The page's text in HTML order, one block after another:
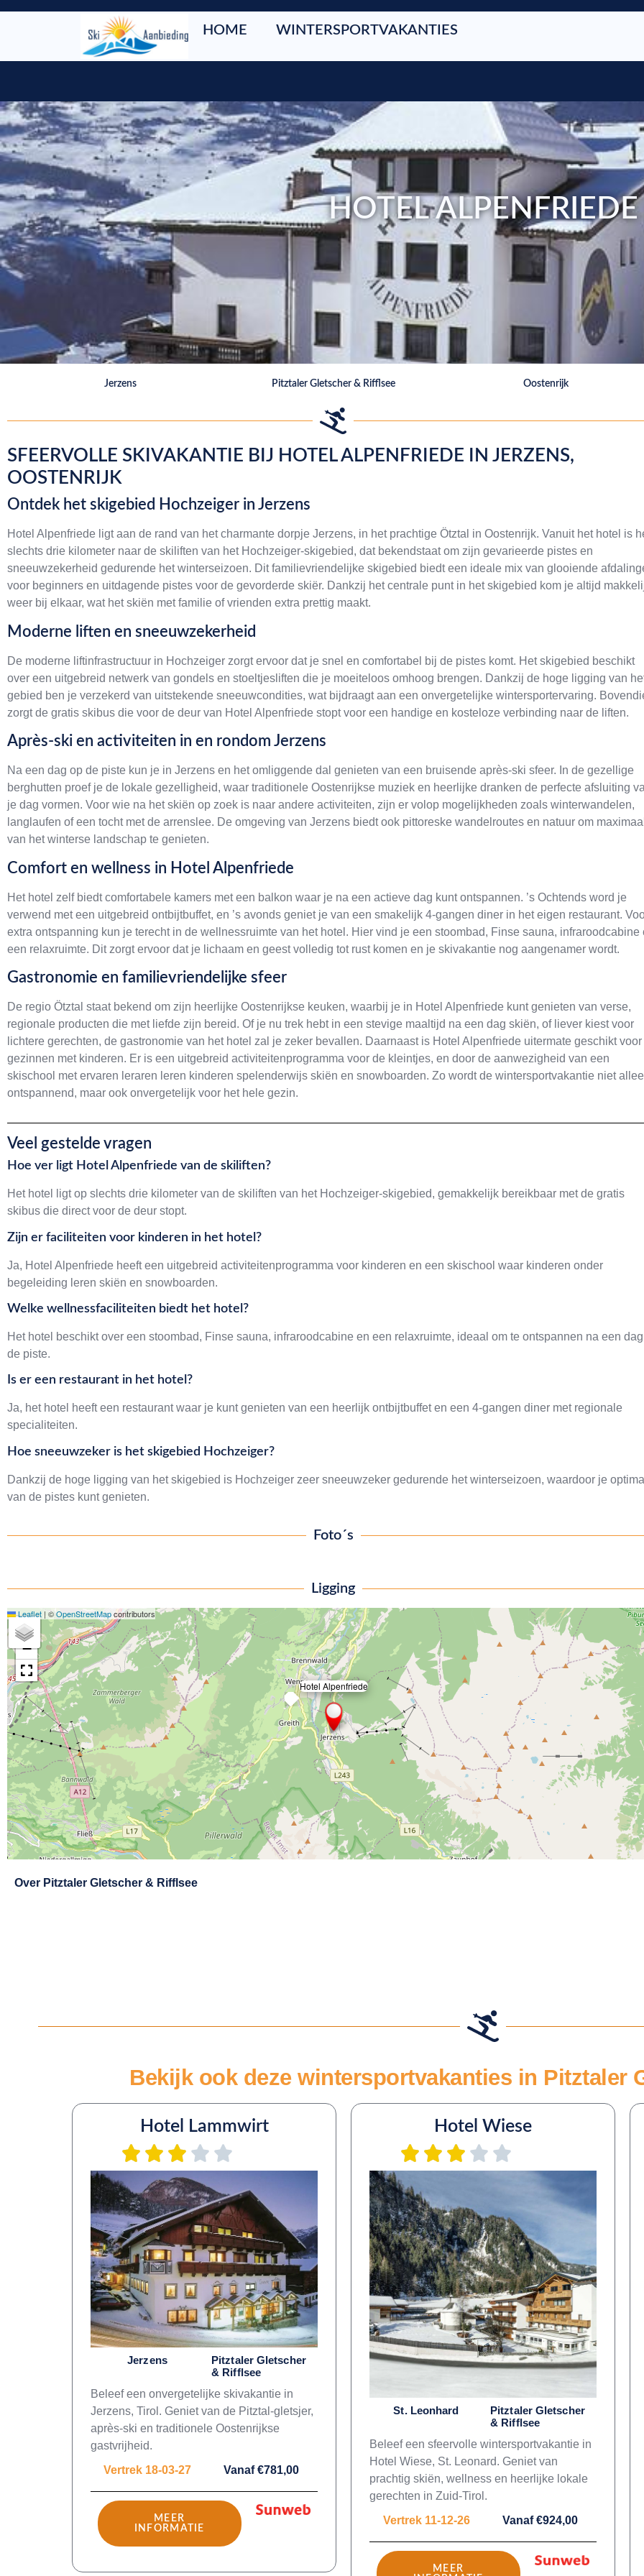
HOME WINTERSPORTVAKANTIES
HOTEL ALPENFRIEDE
Jerzens Pitztaler Gletscher & Rifflsee Oostenrijk
SFEERVOLLE SKIVAKANTIE BIJ HOTEL ALPENFRIEDE IN JERZENS,
OOSTENRIJK
Ontdek het skigebied Hochzeiger in Jerzens
Hotel Alpenfriede ligt aan de rand van het charmante dorpje Jerzens, in het prachtige Ötztal in Oostenrijk. Vanuit het hotel is
slechts drie kilometer naar de skiliften van het Hochzeiger-skigebied, dat bekendstaat om zijn gevarieerde pistes en
sneeuwzekerheid gedurende het winterseizoen. Dit familievriendelijke skigebied biedt een ideale mix van glooiende
voor beginners en uitdagende pistes voor de gevorderde skiër. Dankzij het centrale punt in het skigebied kom je altijd
weer bij elkaar, wat het skiën met familie of vrienden extra prettig maakt.
Moderne liften en sneeuwzekerheid
De moderne liftinfrastructuur in Hochzeiger zorgt ervoor dat je snel en comfortabel bij de pistes komt. Het skigebied beschikt
over een uitgebreid netwerk van gondels en stoeltjesliften die je moeiteloos omhoog brengen. Dankzij de hoge ligging van
gebied ben je verzekerd van uitstekende sneeuwcondities, wat bijdraagt aan een onvergetelijke wintersportervaring.
zorgt de gratis skibus die voor de deur van Hotel Alpenfriede stopt voor een handige en kosteloze verbinding naar de liften.
Après-ski en activiteiten in en rondom Jerzens
Na een dag op de piste kun je in Jerzens en het omliggende dal genieten van een bruisende après-ski sfeer. In de gezellige
berghutten proef je de lokale gezelligheid, waar traditionele Oostenrijkse muziek en heerlijke dranken de perfecte afsluiting
je dag vormen. Voor wie na het skiën op zoek is naar andere activiteiten, zijn er volop mogelijkheden zoals winterwandelen,
langlaufen of een tocht met de arrenslee. De omgeving van Jerzens biedt ook pittoreske wandelroutes en natuur om maximaal
van het winterse landschap te genieten.
Comfort en wellness in Hotel Alpenfriede
Het hotel zelf biedt comfortabele kamers met een balkon waar je na een actieve dag kunt ontspannen. ’s Ochtends word je
verwend met een uitgebreid ontbijtbuffet, en ’s avonds geniet je van een smakelijk 4-gangen diner in het eigen restaurant.
extra ontspanning kun je terecht in de wellnessruimte van het hotel. Hier vind je een stoombad, Finse sauna, infraroodcabine
een relaxruimte. Dit zorgt ervoor dat je lichaam en geest volledig tot rust komen en je skivakantie nog aangenamer wordt.
Gastronomie en familievriendelijke sfeer
De regio Ötztal staat bekend om zijn heerlijke Oostenrijkse keuken, waarbij je in Hotel Alpenfriede kunt genieten van verse,
regionale producten die met liefde zijn bereid. Of je nu trek hebt in een stevige maaltijd na een dag skiën, of liever kiest voor
lichtere gerechten, de gastronomie van het hotel zal je zeker bevallen. Daarnaast is Hotel Alpenfriede uitermate geschikt voor
gezinnen met kinderen. Er is een uitgebreid activiteitenprogramma voor de kleintjes, en door de aanwezigheid van een
skischool met ervaren leraren leren kinderen spelenderwijs skiën en snowboarden. Zo wordt de wintersportvakantie niet
ontspannend, maar ook onvergetelijk voor het hele gezin.
Veel gestelde vragen
Hoe ver ligt Hotel Alpenfriede van de skiliften?
Het hotel ligt op slechts drie kilometer van de skiliften van het Hochzeiger-skigebied, gemakkelijk bereikbaar met de gratis
skibus die direct voor de deur stopt.
Zijn er faciliteiten voor kinderen in het hotel?
Ja, Hotel Alpenfriede heeft een uitgebreid activiteitenprogramma voor kinderen en een skischool waar kinderen onder
begeleiding leren skiën en snowboarden.
Welke wellnessfaciliteiten biedt het hotel?
Het hotel beschikt over een stoombad, Finse sauna, infraroodcabine en een relaxruimte, ideaal om te ontspannen na een
de piste.
Is er een restaurant in het hotel?
Ja, het hotel heeft een restaurant waar je kunt genieten van een heerlijk ontbijtbuffet en een 4-gangen diner met regionale
specialiteiten.
Hoe sneeuwzeker is het skigebied Hochzeiger?
Dankzij de hoge ligging van het skigebied is Hochzeiger zeer sneeuwzeker gedurende het winterseizoen, waardoor je
van de pistes kunt genieten.
Foto´s
Ligging
Hotel Alpenfriede
×
+
−
Leaflet |©OpenStreetMapcontributors
Over Pitztaler Gletscher & Rifflsee
Bekijk ook deze wintersportvakanties in Pitztaler
Hotel Lammwirt
Jerzens
Pitztaler Gletscher
& Rifflsee
Beleef een onvergetelijke skivakantie in
Jerzens, Tirol. Geniet van de Pitztal-gletsjer,
après-ski en traditionele Oostenrijkse
gastvrijheid.
Vertrek 18-03-27
Vanaf €781,00
MEER
INFORMATIE
Hotel Wiese
St. Leonhard
Pitztaler Gletscher
& Rifflsee
Beleef een sfeervolle wintersportvakantie in
Hotel Wiese, St. Leonard. Geniet van
prachtig skiën, wellness en heerlijke lokale
gerechten in Zuid-Tirol.
Vertrek 11-12-26
Vanaf €924,00
MEER